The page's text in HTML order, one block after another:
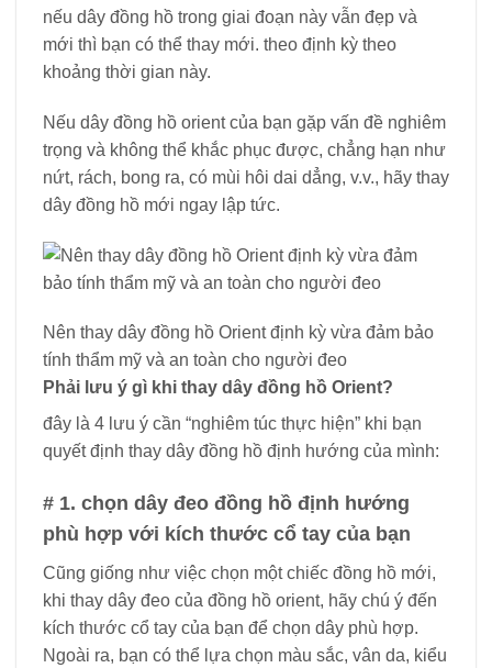
nếu dây đồng hồ trong giai đoạn này vẫn đẹp và
mới thì bạn có thể thay mới. theo định kỳ theo
khoảng thời gian này.
Nếu dây đồng hồ orient của bạn gặp vấn đề nghiêm
trọng và không thể khắc phục được, chẳng hạn như
nứt, rách, bong ra, có mùi hôi dai dẳng, v.v., hãy thay
dây đồng hồ mới ngay lập tức.
Nên thay dây đồng hồ Orient định kỳ vừa đảm bảo
tính thẩm mỹ và an toàn cho người đeo
Phải lưu ý gì khi thay dây đồng hồ Orient?
đây là 4 lưu ý cần “nghiêm túc thực hiện” khi bạn
quyết định thay dây đồng hồ định hướng của mình:
# 1. chọn dây đeo đồng hồ định hướng
phù hợp với kích thước cổ tay của bạn
Cũng giống như việc chọn một chiếc đồng hồ mới,
khi thay dây đeo của đồng hồ orient, hãy chú ý đến
kích thước cổ tay của bạn để chọn dây phù hợp.
Ngoài ra, bạn có thể lựa chọn màu sắc, vân da, kiểu